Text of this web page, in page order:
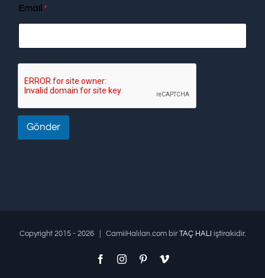
Email *
Gönder
Copyright 2015 - 2026 | CamiiHalıları.com birTAÇ HALI iştirakidir.
FacebookInstagramPinterestVimeo